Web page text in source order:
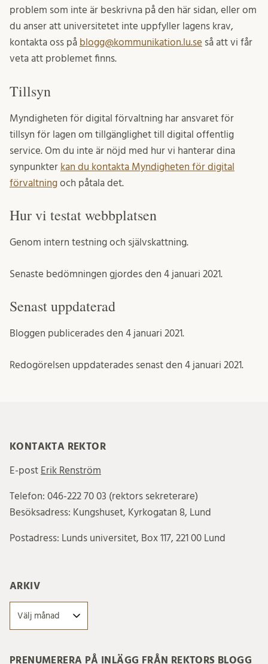
problem som inte är beskrivna på den här sidan, eller om
du anser att universitetet inte uppfyller lagens krav,
kontakta oss på blogg@kommunikation.lu.se så att vi får
veta att problemet finns.
Tillsyn
Myndigheten för digital förvaltning har ansvaret för
tillsyn för lagen om tillgänglighet till digital offentlig
service. Om du inte är nöjd med hur vi hanterar dina
synpunkter kan du kontakta Myndigheten för digital
förvaltning och påtala det.
Hur vi testat webbplatsen
Genom intern testning och självskattning.
Senaste bedömningen gjordes den 4 januari 2021.
Senast uppdaterad
Bloggen publicerades den 4 januari 2021.
Redogörelsen uppdaterades senast den 4 januari 2021.
KONTAKTA REKTOR
E-post Erik Renström
Telefon: 046-222 70 03 (rektors sekreterare)
Besöksadress: Kungshuset, Kyrkogatan 8, Lund
Postadress: Lunds universitet, Box 117, 221 00 Lund
ARKIV
PRENUMERERA PÅ INLÄGG FRÅN REKTORS BLOGG